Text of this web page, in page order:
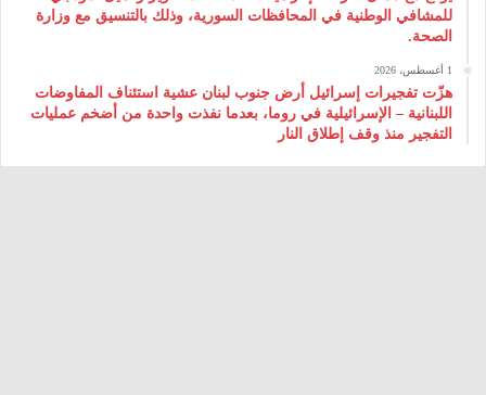
للمشافي الوطنية في المحافظات السورية، وذلك بالتنسيق مع وزارة
الصحة.
1 أغسطس، 2026
هزّت تفجيرات إسرائيل أرض جنوب لبنان عشية استئناف المفاوضات
اللبنانية – الإسرائيلية في روما، بعدما نفذت واحدة من أضخم عمليات
التفجير منذ وقف إطلاق النار